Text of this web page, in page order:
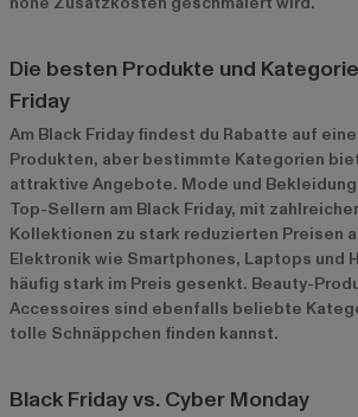
Die besten Produkte und
Friday
Am Black Friday findest du Rabatte auf
Produkten, aber bestimmte Kategorien
attraktive Angebote. Mode und
Top-Sellern am Black Friday, mit
Kollektionen zu stark reduzierten Preisen
Elektronik wie Smartphones, Laptops und
häufig stark im Preis gesenkt. Beauty-
Accessoires sind ebenfalls beliebte
tolle Schnäppchen finden kannst.
Black Friday vs. Cyber Monday